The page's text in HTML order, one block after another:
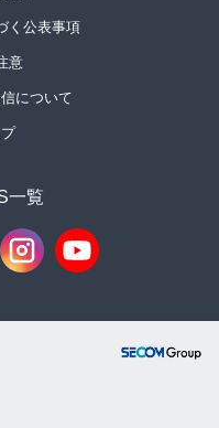
く公表事項
意
について
一覧​